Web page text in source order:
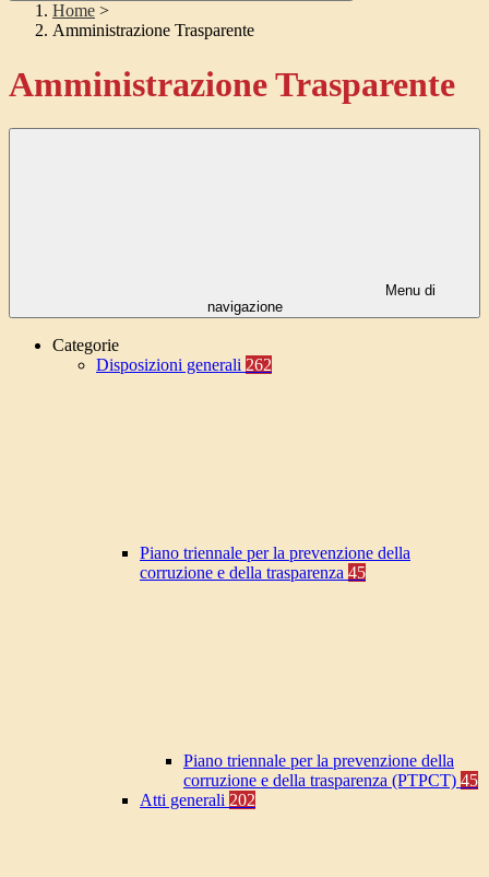
Home >
Amministrazione Trasparente
Amministrazione Trasparente
Menu di
navigazione
Categorie
Disposizioni generali 262
Piano triennale per la prevenzione della
corruzione e della trasparenza 45
Piano triennale per la prevenzione della
corruzione e della trasparenza (PTPCT) 45
Atti generali 202